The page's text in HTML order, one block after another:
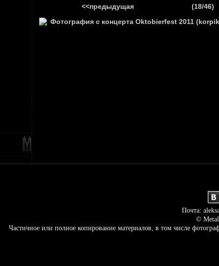
<<предыдущая (18/46)
Почта:
©
Частичное или полное копирование материалов, в том числе